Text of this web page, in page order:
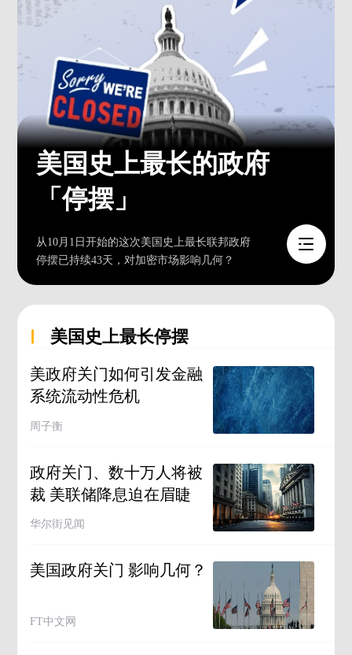
美国史上最长的政府
「停摆」
从10月1日开始的这次美国史上最长联邦政府
停摆已持续43天，对加密市场影响几何？
美国史上最长停摆
美政府关门如何引发金融
系统流动性危机
周子衡
政府关门、数十万人将被
裁 美联储降息迫在眉睫
华尔街见闻
美国政府关门 影响几何？
FT中文网